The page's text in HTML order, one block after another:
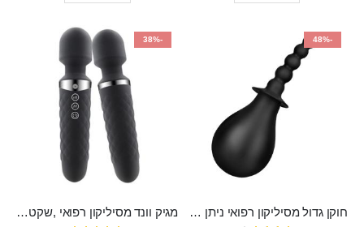
-48%
חוקן גדול מסיליקון רפואי ניתן לשימוש גם כפלאג וגם כחרוזים אנאלים
-38%
מגיק וונד מסיליקון רפואי ,שקט במיוחד, נטען בעל 10 מהירויות שונות "Erna"